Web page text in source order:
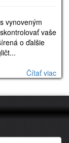
vynoveným
vaše
o ďalšie
Čítať viac